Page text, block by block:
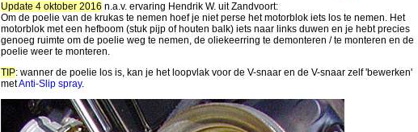
Update 4 oktober 2016 n.a.v. ervaring Hendrik W. uit Zandvoort:
Om de poelie van de krukas te nemen hoef je niet perse het motorblok iets los te nemen. Het
motorblok met een hefboom (stuk pijp of houten balk) iets naar links duwen en je hebt precies
genoeg ruimte om de poelie weg te nemen, de oliekeerring te demonteren / te monteren en de
poelie weer te monteren.
TIP: wanner de poelie los is, kan je het loopvlak voor de V-snaar en de V-snaar zelf 'bewerken'
metAnti-Slip spray.